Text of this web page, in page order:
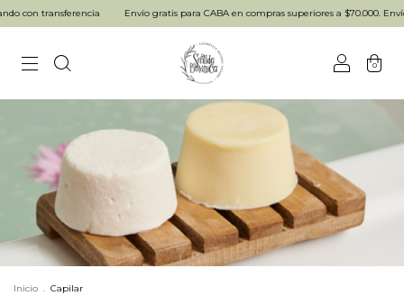
Envío gratis para CABA en compras superiores a $70.000. Envío gratis
0
Inicio . Capilar